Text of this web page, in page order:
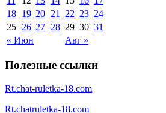
« Июн Авг »
18 19 20 21 22 23 24
25 26 27 28 29 30 31
Полезные ссылки
Rt.chat-ruletka-18.com
Rt.chatruletka-18.com